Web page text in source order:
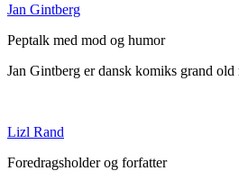
Jan Gintberg
Peptalk med mod og humor
Jan Gintberg er dansk komiks grand old
Lizl Rand
Foredragsholder og forfatter